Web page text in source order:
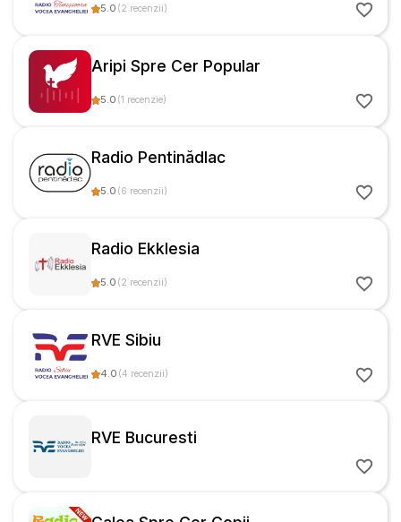
5.0 (2 recenzii)
Aripi Spre Cer Popular
5.0 (1 recenzie)
Radio Pentinădlac
5.0 (6 recenzii)
Radio Ekklesia
5.0 (2 recenzii)
RVE Sibiu
4.0 (4 recenzii)
RVE Bucuresti